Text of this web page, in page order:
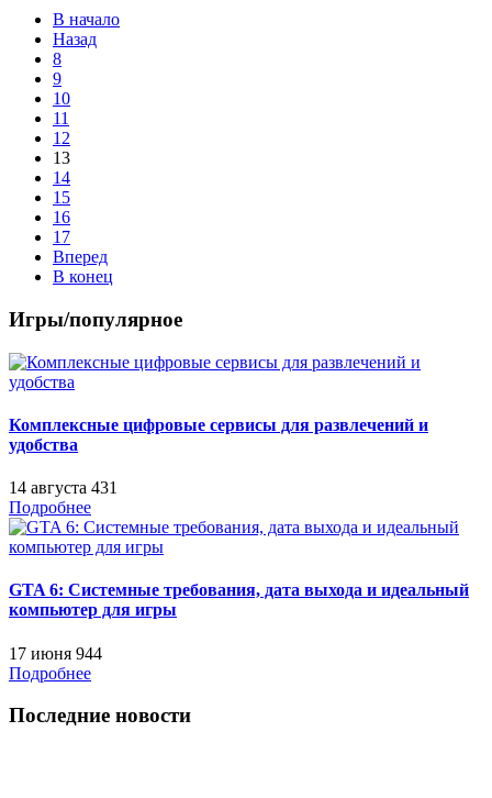
В начало
Назад
8
9
10
11
12
13
14
15
16
17
Вперед
В конец
Игры/популярное
Комплексные цифровые сервисы для развлечений и
удобства
14 августа 431
Подробнее
GTA 6: Системные требования, дата выхода и идеальный
компьютер для игры
17 июня 944
Подробнее
Последние новости